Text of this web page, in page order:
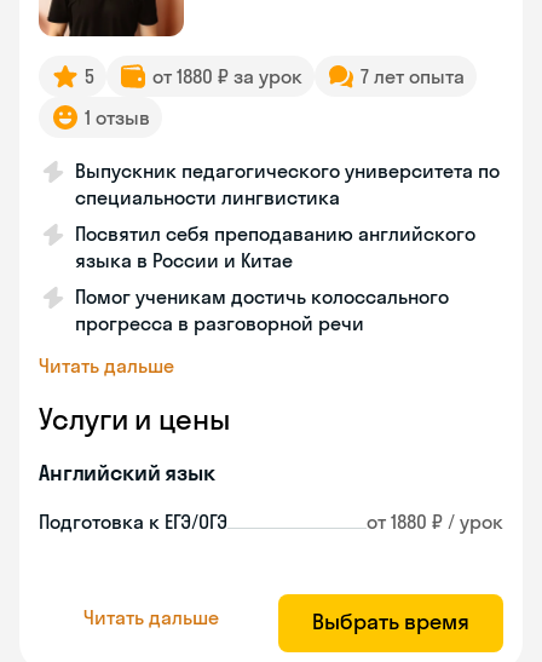
5 от 1880 ₽ за урок
7 лет опыта
1 отзыв
Выпускник педагогического университета по
специальности лингвистика
Посвятил себя преподаванию английского
языка в России и Китае
Помог ученикам достичь колоссального
прогресса в разговорной речи
Читать дальше
Услуги и цены
Английский язык
Подготовка к ЕГЭ/ОГЭ от 1880 ₽ / урок
Читать дальше Выбрать время